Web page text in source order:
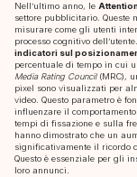
Nell’ultimo anno, le
settore pubblicitario. Queste
misurare come gli utenti
processo cognitivo
indicatori sul
percentuale di tempo in cui
Media Rating Council(MRC),
pixel sono visualizzati per
video. Questo parametro è
influenzare il
tempi di fissazione e sulla
hanno dimostrato che un
significativamente il ricordo
Questo è essenziale per gli
loro annunci.